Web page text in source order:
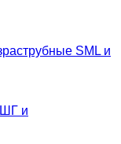
SML и
и